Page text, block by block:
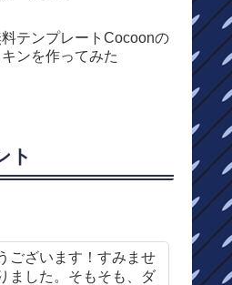
テンプレートCocoonの
キンを作ってみた
ト
ございます！すみませ
ました。そもそも、ダ